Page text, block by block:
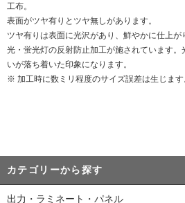
工布。
表面がツヤ有りとツヤ無しがあります。
ツヤ有りは表面に光沢があり、鮮やかに仕上
光・蛍光灯の反射防止加工が施されています
いが落ち着いた印象になります。
※ 加工時に数ミリ程度のサイズ誤差は生じます
カテゴリーから探す
出力・ラミネート・パネル